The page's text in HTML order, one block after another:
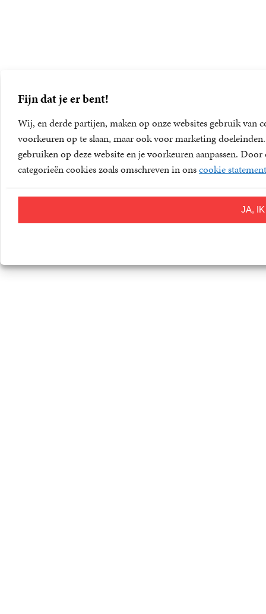
Fijn dat je er bent!
Wij, en derde partijen, maken op onze websites gebruik
voorkeuren op te slaan, maar ook voor marketing
gebruiken op deze website en je voorkeuren aanpassen.
categorieën cookies zoals omschreven in onscookie statement
JA,